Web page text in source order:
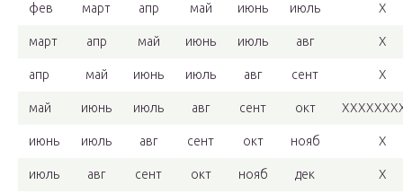
фев март апр май июнь июль Х
март апр май июнь июль авг Х
апр май июнь июль авг сент Х
май июнь июль авг сент окт
июнь июль авг сент окт нояб Х
июль авг сент окт нояб дек Х